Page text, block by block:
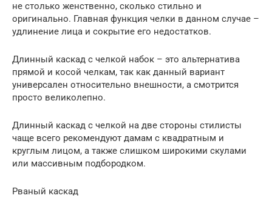
не столько женственно, сколько стильно и
оригинально. Главная функция челки в данном случае –
удлинение лица и сокрытие его недостатков.
Длинный каскад с челкой набок – это альтернатива
прямой и косой челкам, так как данный вариант
универсален относительно внешности, а смотрится
просто великолепно.
Длинный каскад с челкой на две стороны стилисты
чаще всего рекомендуют дамам с квадратным и
круглым лицом, а также слишком широкими скулами
или массивным подбородком.
Рваный каскад